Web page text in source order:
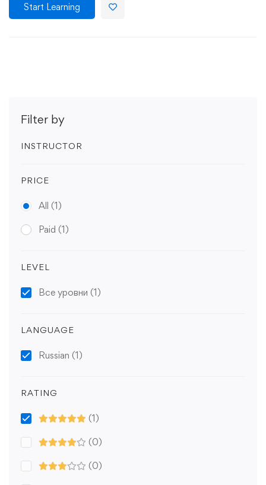
Filter by
INSTRUCTOR
PRICE
All (1)
Paid (1)
LEVEL
Все уровни (1)
LANGUAGE
Russian (1)
RATING
(1)
(0)
(0)
Start Learning